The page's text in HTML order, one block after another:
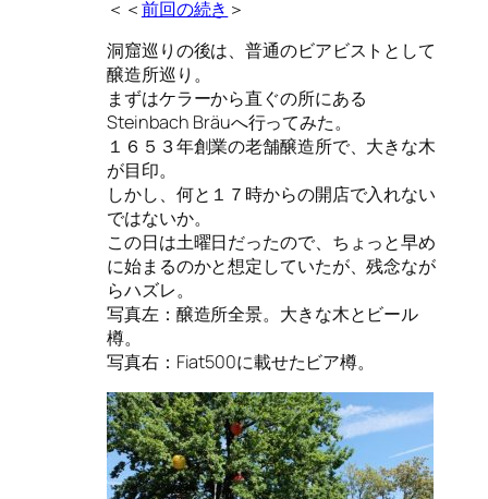
＜＜前回の続き ＞
洞窟巡りの後は、普通のビアビストとして
醸造所巡り。
まずはケラーから直ぐの所にある
Steinbach Bräuへ行ってみた。
１６５３年創業の老舗醸造所で、大きな木
が目印。
しかし、何と１７時からの開店で入れない
ではないか。
この日は土曜日だったので、ちょっと早め
に始まるのかと想定していたが、残念なが
らハズレ。
写真左：醸造所全景。大きな木とビール
樽。
写真右：Fiat500に載せたビア樽。